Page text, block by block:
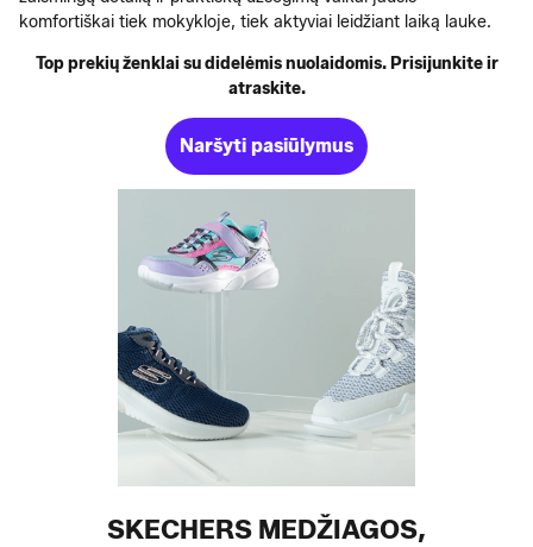
komfortiškai tiek mokykloje, tiek aktyviai leidžiant laiką lauke.
Top prekių ženklai su didelėmis nuolaidomis. Prisijunkite ir
atraskite.
Naršyti pasiūlymus
SKECHERS MEDŽIAGOS,